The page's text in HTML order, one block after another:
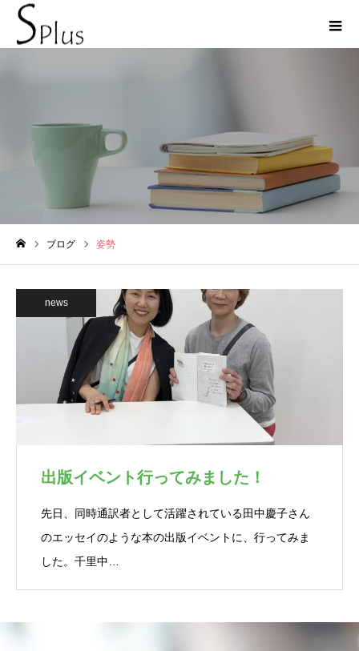
姿勢
ブログ 姿勢
news
出版イベント行ってみました！
先日、同時通訳者として活躍されている田中慶子さん
のエッセイのような本の出版イベントに、行ってみま
した。千里中…